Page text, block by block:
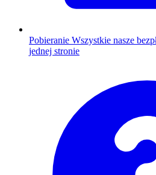
Pobieranie Wszystkie nasze
jednej stronie